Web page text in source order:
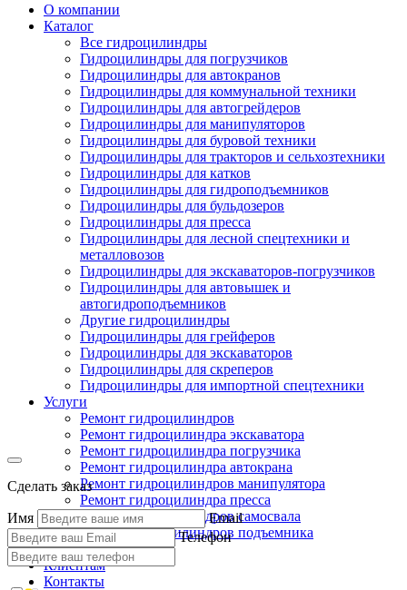
О компании
Каталог
Все гидроцилиндры
Гидроцилиндры для погрузчиков
Гидроцилиндры для автокранов
Гидроцилиндры для коммунальной техники
Гидроцилиндры для автогрейдеров
Гидроцилиндры для манипуляторов
Гидроцилиндры для буровой техники
Гидроцилиндры для тракторов и сельхозтехники
Гидроцилиндры для катков
Гидроцилиндры для гидроподъемников
Гидроцилиндры для бульдозеров
Гидроцилиндры для пресса
Гидроцилиндры для лесной спецтехники и
металловозов
Гидроцилиндры для экскаваторов-погрузчиков
Гидроцилиндры для автовышек и
автогидроподъемников
Другие гидроцилиндры
Гидроцилиндры для грейферов
Гидроцилиндры для экскаваторов
Гидроцилиндры для скреперов
Гидроцилиндры для импортной спецтехники
Услуги
Ремонт гидроцилиндров
Ремонт гидроцилиндра экскаватора
Ремонт гидроцилиндра погрузчика
Ремонт гидроцилиндра автокрана
Ремонт гидроцилиндров манипулятора
Ремонт гидроцилиндра пресса
Ремонт гидроцилиндров самосвала
Ремонт гидроцилиндров подъемника
Производство
Клиентам
Контакты
Сделать заказ
Имя
Email
Телефон